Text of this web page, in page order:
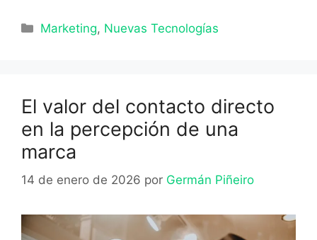
Categorías
Marketing, Nuevas Tecnologías
El valor del contacto directo
en la percepción de una
marca
14 de enero de 2026 por Germán Piñeiro